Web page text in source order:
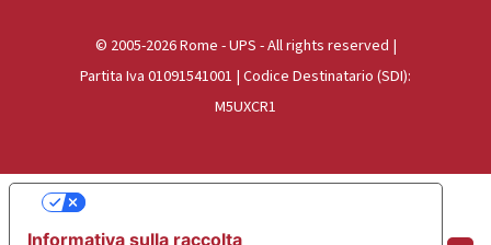
© 2005-2026 Rome - UPS - All rights reserved |
Partita Iva 01091541001 | Codice Destinatario (SDI):
M5UXCR1
Informativa sulla raccolta
Le tue preferenze relative alla privacy